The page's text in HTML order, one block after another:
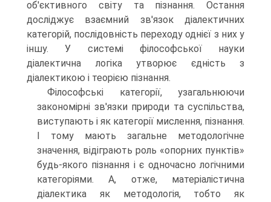
об'єктивного світу та пізнання. Остання
досліджує взаємний зв'язок діалектичних
категорій, послідовність переходу однієї з них у
іншу. У системі філософської науки
діалектична логіка утворює єдність з
діалектикою і теорією пізнання.
Філософські категорії, узагальнюючи
закономірні зв'язки природи та суспільства,
виступають і як категорії мислення, пізнання.
І тому мають загальне методологічне
значення, відіграють роль «опорних пунктів»
будь-якого пізнання і є одночасно логічними
категоріями. А, отже, матеріалістична
діалектика як методологія, тобто як